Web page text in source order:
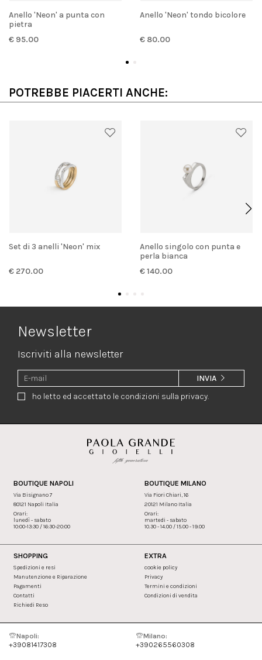
Anello 'Neon' a punta con
pietra
€ 95.00
Anello 'Neon' tondo bicolore
€ 80.00
POTREBBE PIACERTI ANCHE:
Set di 3 anelli 'Neon' mix
€ 270.00
anello singolo con punta e
perla bianca
€ 140.00
Newsletter
Iscriviti alla newsletter
ho letto ed accettato le condizioni sulla privacy.
INVIA
BOUTIQUE NAPOLI
Via Bisignano 7
80121 Napoli Italia
Orari:
lunedì - sabato
10:00-13:30 / 16:30-20:00
BOUTIQUE MILANO
Via Fiori Chiari, 16
20121 Milano Italia
Orari:
martedi - sabato
10.30 - 14.00 / 15.00 - 19.00
SHOPPING
Spedizioni e resi
Manutenzione e Riparazione
Pagamenti
Contatti
Richiedi Reso
EXTRA
cookie policy
Privacy
Termini e condizioni
Condizioni di vendita
Napoli:
+39081417308
Milano:
+390265560308